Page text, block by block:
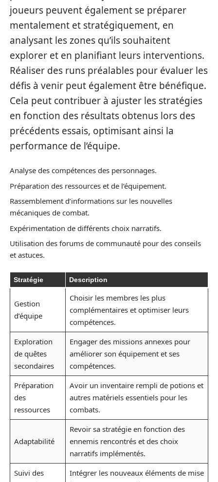
joueurs peuvent également se préparer
mentalement et stratégiquement, en
analysant les zones qu’ils souhaitent
explorer et en planifiant leurs interventions.
Réaliser des runs préalables pour évaluer les
défis à venir peut également être bénéfique.
Cela peut contribuer à ajuster les stratégies
en fonction des résultats obtenus lors des
précédents essais, optimisant ainsi la
performance de l’équipe.
Analyse des compétences des personnages.
Préparation des ressources et de l’équipement.
Rassemblement d’informations sur les nouvelles
mécaniques de combat.
Expérimentation de différents choix narratifs.
Utilisation des forums de communauté pour des conseils
et astuces.
Stratégie Description
Gestion
d’équipe
Choisir les membres les plus
complémentaires et optimiser leurs
compétences.
Exploration
de quêtes
secondaires
Engager des missions annexes pour
améliorer son équipement et ses
compétences.
Préparation
des
ressources
Avoir un inventaire rempli de potions et
autres matériels essentiels pour les
combats.
Adaptabilité
Revoir sa stratégie en fonction des
ennemis rencontrés et des choix
narratifs implémentés.
Suivi des
Intégrer les nouveaux éléments de mise